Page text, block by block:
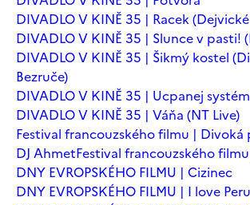
DIVADLO V KINĚ 35 | Racek
DIVADLO V KINĚ 35 | Slunce v pasti!
DIVADLO V KINĚ 35 | Šikmý kostel
Bezruče)
DIVADLO V KINĚ 35 | Ucpanej systém
DIVADLO V KINĚ 35 | Váňa (NT Live)
Festival francouzského filmu | Divoká
DJ AhmetFestival francouzského
DNY EVROPSKÉHO FILMU | Cizinec
DNY EVROPSKÉHO FILMU | I love Peru